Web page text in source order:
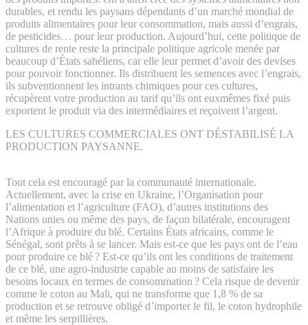
durables, et rendu les paysans dépendants d’un marché mondial de
produits alimentaires pour leur consommation, mais aussi d’engrais,
de pesticides… pour leur production. Aujourd’hui, cette politique de
cultures de rente reste la principale politique agricole menée par
beaucoup d’États sahéliens, car elle leur permet d’avoir des devises
pour pouvoir fonctionner. Ils distribuent les semences avec l’engrais,
ils subventionnent les intrants chimiques pour ces cultures,
récupèrent votre production au tarif qu’ils ont euxmêmes fixé puis
exportent le produit via des intermédiaires et reçoivent l’argent.
LES CULTURES COMMERCIALES ONT DÉSTABILISÉ LA
PRODUCTION PAYSANNE.
Tout cela est encouragé par la communauté internationale.
Actuellement, avec la crise en Ukraine, l’Organisation pour
l’alimentation et l’agriculture (FAO), d’autres institutions des
Nations unies ou même des pays, de façon bilatérale, encouragent
l’Afrique à produire du blé. Certains États africains, comme le
Sénégal, sont prêts à se lancer. Mais est-ce que les pays ont de l’eau
pour produire ce blé ? Est-ce qu’ils ont les conditions de traitement
de ce blé, une agro-industrie capable au moins de satisfaire les
besoins locaux en termes de consommation ? Cela risque de devenir
comme le coton au Mali, qui ne transforme que 1,8 % de sa
production et se retrouve obligé d’importer le fil, le coton hydrophile
et même les serpillières.